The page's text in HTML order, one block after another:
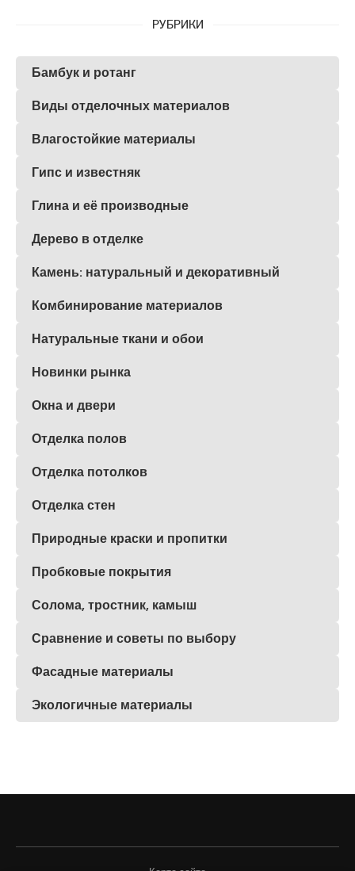
РУБРИКИ
Бамбук и ротанг
Виды отделочных материалов
Влагостойкие материалы
Гипс и известняк
Глина и её производные
Дерево в отделке
Камень: натуральный и декоративный
Комбинирование материалов
Натуральные ткани и обои
Новинки рынка
Окна и двери
Отделка полов
Отделка потолков
Отделка стен
Природные краски и пропитки
Пробковые покрытия
Солома, тростник, камыш
Сравнение и советы по выбору
Фасадные материалы
Экологичные материалы